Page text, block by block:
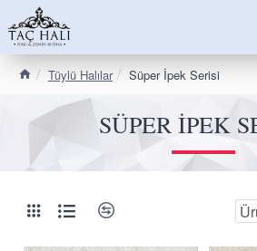
Tüylü Halılar Süper İpek Serisi
SÜPER İPEK